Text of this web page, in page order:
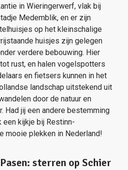
in Wieringerwerf, vlak bij
Medemblik, en er zijn
op het kleinschalige
huisjes zijn gelegen
verdere bebouwing. Hier
rust, en halen vogelspotters
en fietsers kunnen in het
landschap uitstekend uit
door de natuur en
Had jij een andere bestemming
een kijkje bij Restinn-
mooie plekken in Nederland!
sterren op Schier